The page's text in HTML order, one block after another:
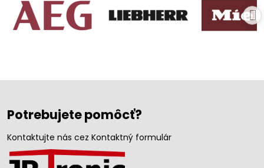
Potrebujete pomôcť?
Kontaktujte nás cez Kontaktný formulár